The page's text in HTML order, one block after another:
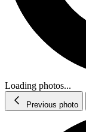
Loading photos...
Previous photo